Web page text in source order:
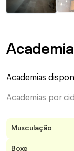
Academias
Academias por
Musculação
Boxe